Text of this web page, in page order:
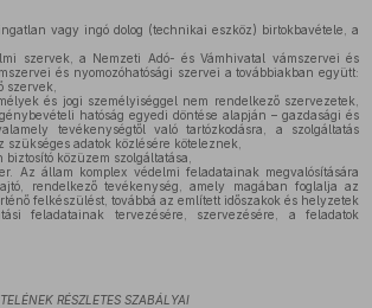
vagy ingó dolog (technikai eszköz) birtokbavétele, a
szervek, a Nemzeti Adó- és Vámhivatal vámszervei és
és nyomozóhatósági szervei a továbbiakban együtt:
szervek,
és jogi személyiséggel nem rendelkező szervezetek,
hatóság egyedi döntése alapján – gazdasági és
tevékenységtől való tartózkodásra, a szolgáltatás
adatok közlésére köteleznek,
közüzem szolgáltatása,
Az állam komplex védelmi feladatainak megvalósítására
rendelkező tevékenység, amely magában foglalja az
felkészülést, továbbá az említett időszakok és helyzetek
feladatainak tervezésére, szervezésére, a feladatok
RÉSZLETES SZABÁLYAI